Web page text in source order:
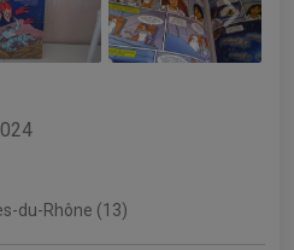
du-Rhône (13)